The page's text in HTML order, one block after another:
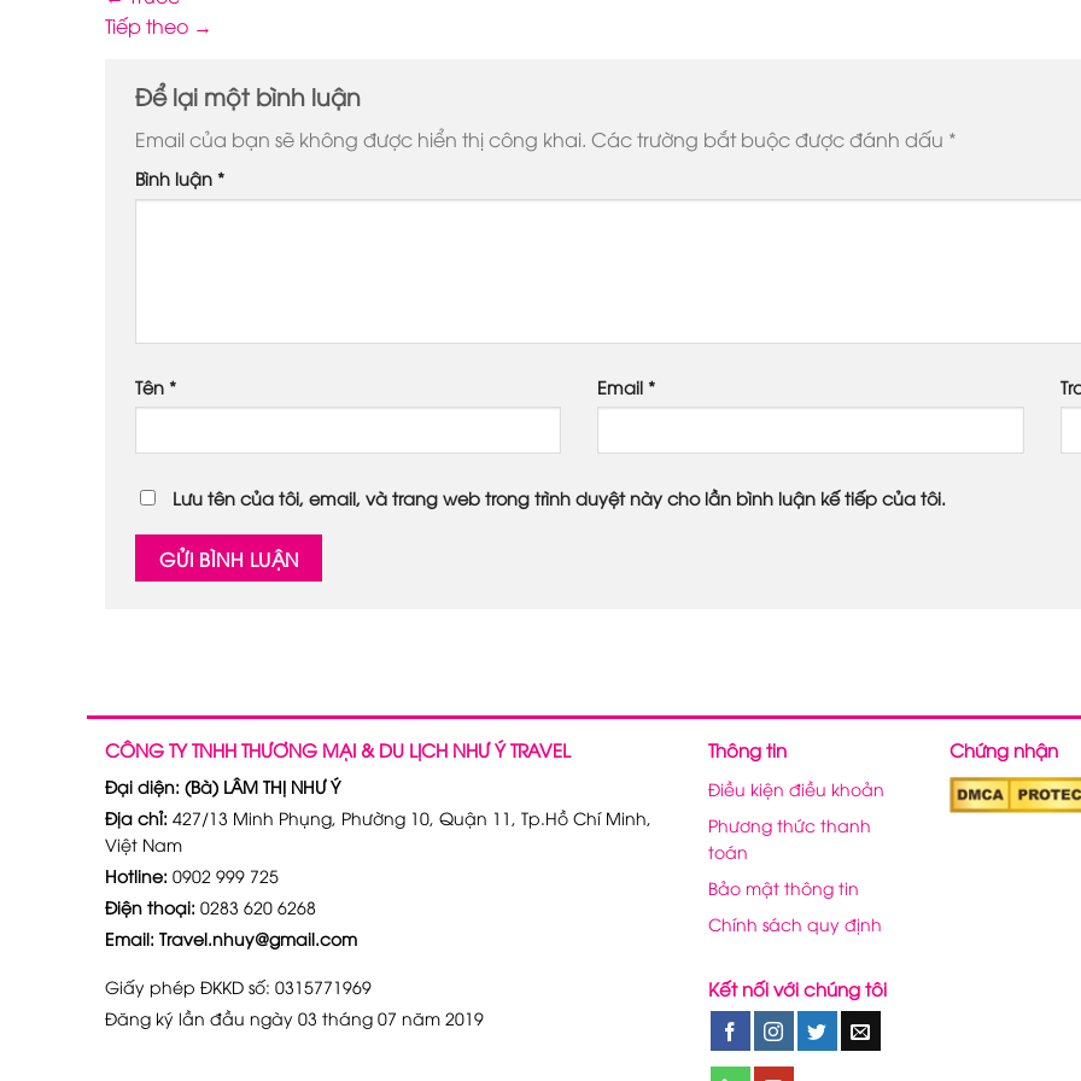
Tiếp theo →
Để lại một bình luận
Email của bạn sẽ không được hiển thị công khai. Các trường bắt buộc được đánh dấu *
Bình luận *
Tên * Email *
Lưu tên của tôi, email, và trang web trong trình duyệt này cho lần bình luận kế tiếp của tôi.
CÔNG TY TNHH THƯƠNG MẠI & DU LỊCH NHƯ Ý TRAVEL
Đại diện: (Bà) LÂM THỊ NHƯ Ý
Địa chỉ: 427/13 Minh Phụng, Phường 10, Quận 11, Tp.Hồ Chí Minh,
Việt Nam
Hotline: 0902 999 725
Điện thoại: 0283 620 6268
Email: Travel.nhuy@gmail.com
Thông tin
Điều kiện điều khoản
Phương thức thanh
toán
Bảo mật thông tin
Chính sách quy định
Chứng nhận
Giấy phép ĐKKD số: 0315771969
Đăng ký lần đầu ngày 03 tháng 07 năm 2019
Kết nối với chúng tôi